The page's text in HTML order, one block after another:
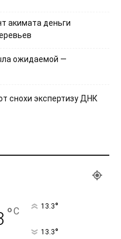
акимата деньги
ожидаемой —
снохи экспертизу ДНК
°C 13.3°
13.3°